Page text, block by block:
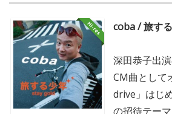
coba / 旅す
深田恭子出
CM曲として
drive」はじ
の招待テー